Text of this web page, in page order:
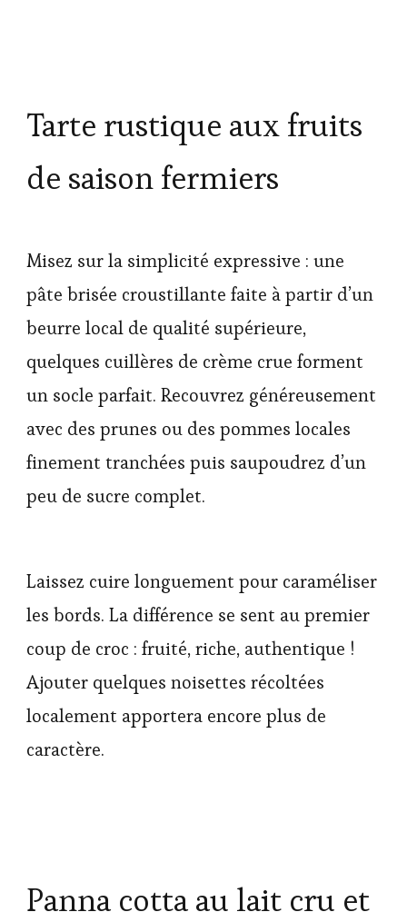
Tarte rustique aux fruits
de saison fermiers
Misez sur la simplicité expressive : une
pâte brisée croustillante faite à partir d’un
beurre local de qualité supérieure,
quelques cuillères de crème crue forment
un socle parfait. Recouvrez généreusement
avec des prunes ou des pommes locales
finement tranchées puis saupoudrez d’un
peu de sucre complet.
Laissez cuire longuement pour caraméliser
les bords. La différence se sent au premier
coup de croc : fruité, riche, authentique !
Ajouter quelques noisettes récoltées
localement apportera encore plus de
caractère.
Panna cotta au lait cru et